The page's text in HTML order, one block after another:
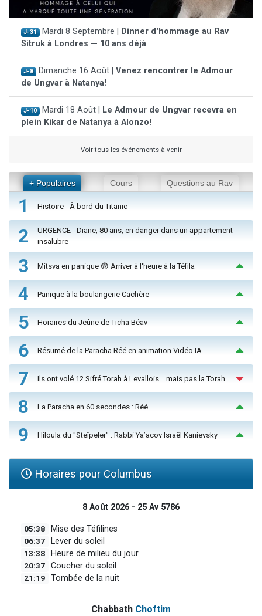
J-31 Mardi 8 Septembre | Dinner d'hommage au Rav
Sitruk à Londres — 10 ans déjà
J-8 Dimanche 16 Août | Venez rencontrer le Admour
de Ungvar à Natanya!
J-10 Mardi 18 Août | Le Admour de Ungvar recevra en
plein Kikar de Natanya à Alonzo!
Voir tous les événements à venir
+ Populaires Cours Questions au Rav
1 Histoire - À bord du Titanic
2
URGENCE - Diane, 80 ans, en danger dans un appartement
insalubre
3 Mitsva en panique 😨 Arriver à l'heure à la Téfila
4 Panique à la boulangerie Cachère
5 Horaires du Jeûne de Ticha Béav
6 Résumé de la Paracha Réé en animation Vidéo IA
7 Ils ont volé 12 Sifré Torah à Levallois… mais pas la Torah
8 La Paracha en 60 secondes : Réé
9 Hiloula du "Steïpeler" : Rabbi Ya’acov Israël Kanievsky
Horaires pour Columbus
8 Août 2026 - 25 Av 5786
05:38 Mise des Téfilines
06:37 Lever du soleil
13:38 Heure de milieu du jour
20:37 Coucher du soleil
21:19 Tombée de la nuit
Chabbath Choftim